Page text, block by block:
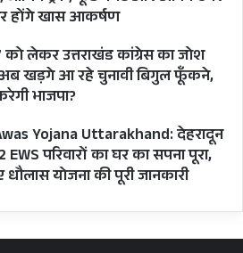
करोड़ से अधिक निर्वाचकों द्वारा
का प्रयोग नहीं करने और
प्रदेशों में मतदान का प्रतिशत
सजग है। वोटर टर्नआउट में
में अधिक से अधिक भागीदारी
में एक प्रमुख बाधा आंतरिक
के कारण मतदाताओं द्वारा
है जिसका समाधान किया जाना
होंगे खास आकर्षण
को लेकर उत्तराखंड कांग्रेस का जोश
खड़गे आ रहे चुनावी बिगुल फूँकने,
भाजपा?
Yojana Uttarakhand: देहरादून
EWS परिवारों का घर का सपना पूरा,
धौलास योजना की पूरी जानकारी